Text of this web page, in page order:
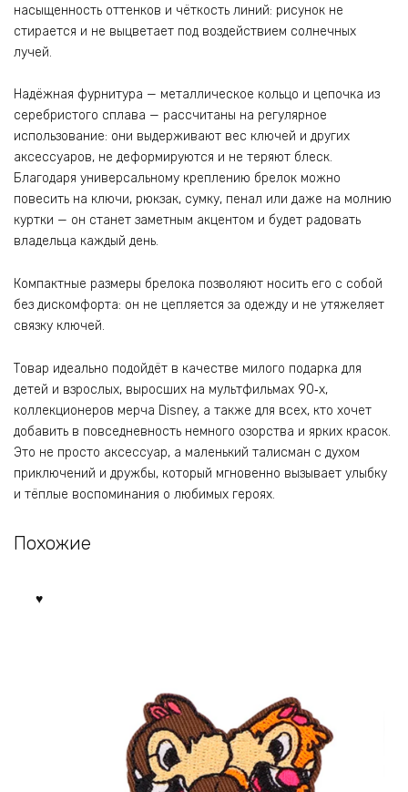
насыщенность оттенков и чёткость линий: рисунок не
стирается и не выцветает под воздействием солнечных
лучей.
Надёжная фурнитура — металлическое кольцо и цепочка из
серебристого сплава — рассчитаны на регулярное
использование: они выдерживают вес ключей и других
аксессуаров, не деформируются и не теряют блеск.
Благодаря универсальному креплению брелок можно
повесить на ключи, рюкзак, сумку, пенал или даже на молнию
куртки — он станет заметным акцентом и будет радовать
владельца каждый день.
Компактные размеры брелока позволяют носить его с собой
без дискомфорта: он не цепляется за одежду и не утяжеляет
связку ключей.
Товар идеально подойдёт в качестве милого подарка для
детей и взрослых, выросших на мультфильмах 90‑х,
коллекционеров мерча Disney, а также для всех, кто хочет
добавить в повседневность немного озорства и ярких красок.
Это не просто аксессуар, а маленький талисман с духом
приключений и дружбы, который мгновенно вызывает улыбку
и тёплые воспоминания о любимых героях.
Похожие